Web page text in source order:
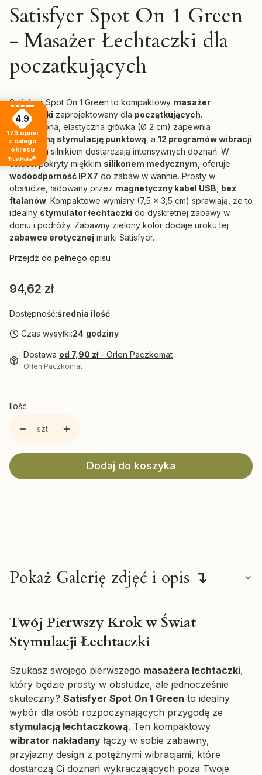
Satisfyer Spot On 1 Green
- Masażer Łechtaczki dla
poczatkujących
Satisfyer Spot On 1 Green to kompaktowy masażer
łechtaczki zaprojektowany dla początkujących.
Zaokrąglona, elastyczna główka (Ø 2 cm) zapewnia
precyzyjną stymulację punktową , a 12 programów wibracji
z mocnym silnikiem dostarczają intensywnych doznań. W
całości pokryty miękkim silikonem medycznym , oferuje
wodoodporność IPX7 do zabaw w wannie. Prosty w
obsłudze, ładowany przez magnetyczny kabel USB bez
ftalanów. Kompaktowe wymiary (7,5 x 3,5 cm) sprawiają, że to
idealny stymulator łechtaczki do dyskretnej zabawy w
domu i podróży. Zabawny zielony kolor dodaje uroku tej
zabawce erotycznej marki Satisfyer.
Przejdź do pełnego opisu
Cena
94,62 zł
Dostępność:średnia ilość
Czas wysyłki:24 godziny
Dostawa od 7,90 zł - Orlen Paczkomat
Orlen Paczkomat
Ilość
szt.
Dodaj do koszyka
Pokaż Galerię zdjęć i opis ↴
Twój Pierwszy Krok w Świat
Stymulacji Łechtaczki
Szukasz swojego pierwszego masażera łechtaczki,
który będzie prosty w obsłudze, ale jednocześnie
skuteczny? Satisfyer Spot On 1 Green to idealny
wybór dla osób rozpoczynających przygodę ze
stymulacją łechtaczkową. Ten kompaktowy
wibrator nakładany łączy w sobie zabawny,
przyjazny design z potężnymi wibracjami, które
dostarczą Ci doznań wykraczających poza Twoje
4.9
173 opinii
z całego
okresu